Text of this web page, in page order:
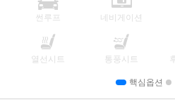
썬루프 네비게이션
열선시트 통풍시트
핵심옵션